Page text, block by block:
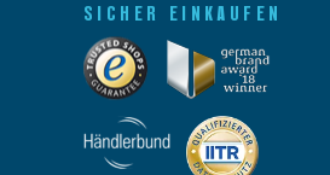
SICHER EINKAUFEN